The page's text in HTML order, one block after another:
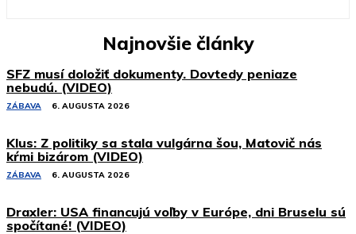
Najnovšie články
SFZ musí doložiť dokumenty. Dovtedy peniaze
nebudú. (VIDEO)
ZÁBAVA 6. AUGUSTA 2026
Klus: Z politiky sa stala vulgárna šou, Matovič nás
kŕmi bizárom (VIDEO)
ZÁBAVA 6. AUGUSTA 2026
Draxler: USA financujú voľby v Európe, dni Bruselu sú
spočítané! (VIDEO)